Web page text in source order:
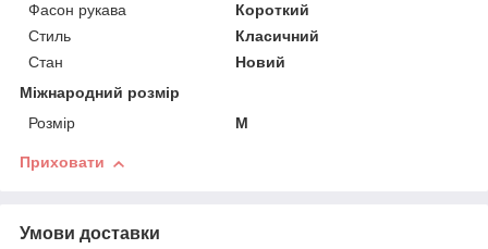
Фасон рукава
Короткий
Стиль
Класичний
Стан
Новий
Міжнародний розмір
Розмір
M
Приховати
Умови доставки